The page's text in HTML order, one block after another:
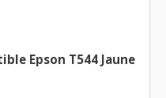
Epson T544 Jaune